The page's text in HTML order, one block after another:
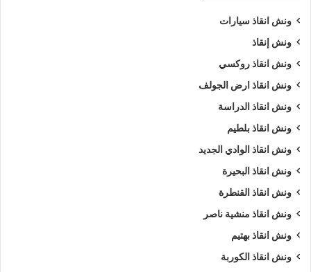
ونش انقاذ سيارات
ونش إنقاذ
ونش انقاذ روكسي
ونش انقاذ ارض الجولف
ونش انقاذ الدراسة
ونش انقاذ بلطيم
ونش انقاذ الوادي الجديد
ونش انقاذ البحيرة
ونش انقاذ القنطرة
ونش انقاذ منشية ناصر
ونش انقاذ بهتيم
ونش انقاذ الكوربة